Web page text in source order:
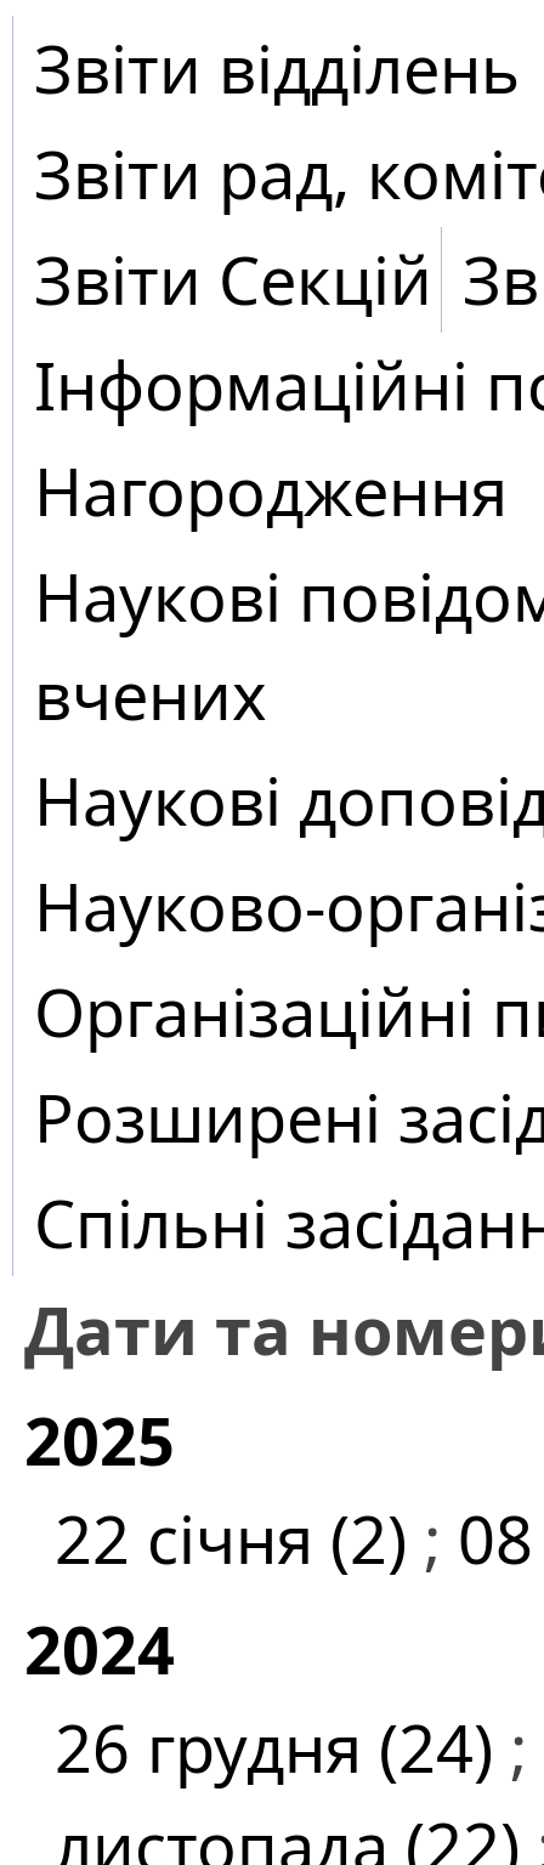
Звіти відділень
Звіти рад,
Звіти Секцій
Інформаційні
Нагородження
Наукові
вчених
Наукові
Науково-
Організаційні
Розширені
Спільні
Дати та
2025
22 січня (2) ;
2024
26 грудня (24) ;
листопада (22)